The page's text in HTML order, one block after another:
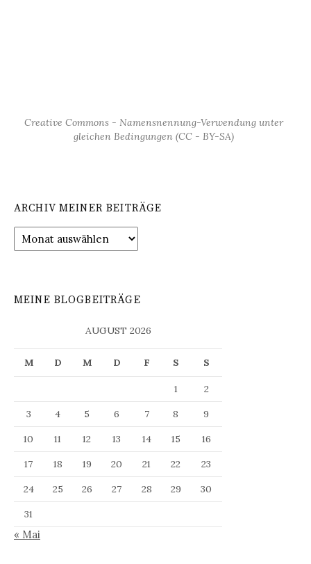
Creative Commons - Namensnennung-Verwendung unter
gleichen Bedingungen (CC - BY-SA)
ARCHIV MEINER BEITRÄGE
Archiv
meiner
MEINE BLOGBEITRÄGE
AUGUST 2026
M D M D F S S
1
2
3
4 5 6 7 8
9
10
11 12 13 14 15
16
17
18 19 20 21 22
23
24
25 26 27 28 29
30
31
« Mai